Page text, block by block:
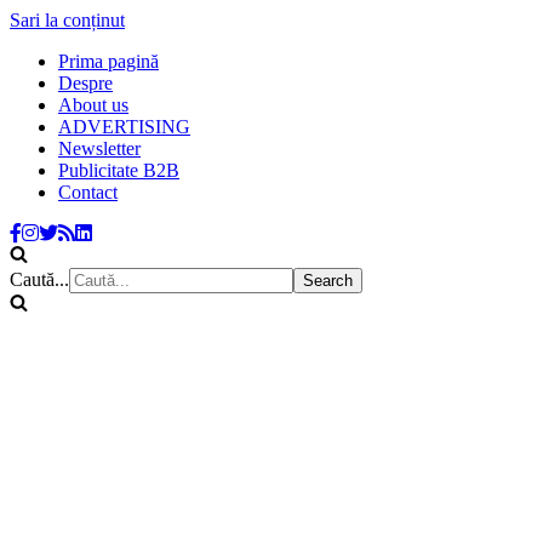
Sari la conținut
Prima pagină
Despre
About us
ADVERTISING
Newsletter
Publicitate B2B
Contact
Caută...